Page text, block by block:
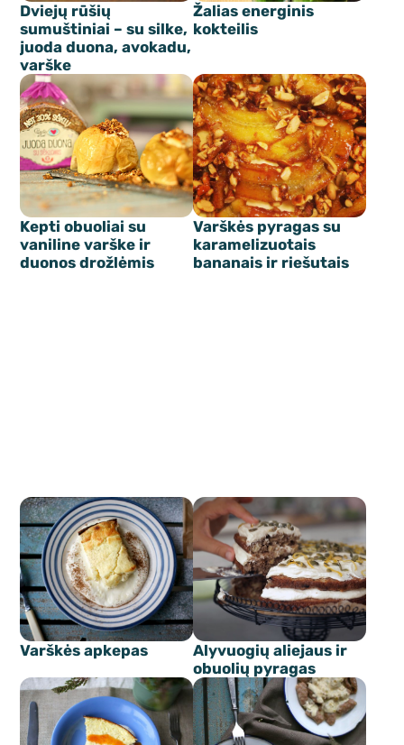
Dviejų rūšių
sumuštiniai – su silke,
juoda duona, avokadu,
varške
Žalias energinis
kokteilis
Kepti obuoliai su
vaniline varške ir
duonos drožlėmis
Varškės pyragas su
karamelizuotais
bananais ir riešutais
Varškės apkepas
Alyvuogių aliejaus ir
obuolių pyragas